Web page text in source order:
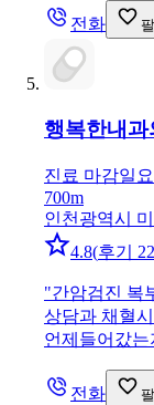
전화
행복한내과
진료 마감일
700m
인천광역시
4.8(후기 22
"간암검진 복
상담과 채혈
언제들어갔는
전화